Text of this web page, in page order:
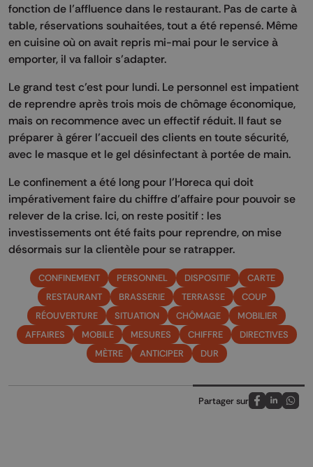
fonction de l’affluence dans le restaurant. Pas de carte à
table, réservations souhaitées, tout a été repensé. Même
en cuisine où on avait repris mi-mai pour le service à
emporter, il va falloir s’adapter.
Le grand test c’est pour lundi. Le personnel est impatient
de reprendre après trois mois de chômage économique,
mais on recommence avec un effectif réduit. Il faut se
préparer à gérer l’accueil des clients en toute sécurité,
avec le masque et le gel désinfectant à portée de main.
Le confinement a été long pour l’Horeca qui doit
impérativement faire du chiffre d’affaire pour pouvoir se
relever de la crise. Ici, on reste positif : les
investissements ont été faits pour reprendre, on mise
désormais sur la clientèle pour se ratrapper.
CONFINEMENT PERSONNEL DISPOSITIF
CARTE
RESTAURANT
BRASSERIE TERRASSE
COUP
RÉOUVERTURE
SITUATION CHÔMAGE
MOBILIER
AFFAIRES
MOBILE MESURES CHIFFRE
DIRECTIVES
MÈTRE
ANTICIPER DUR
Partager sur
Partagez sur
Partagez